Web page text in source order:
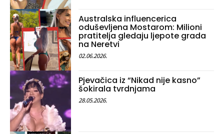
Australska influencerica
oduševljena Mostarom: Milioni
pratitelja gledaju ljepote grada
na Neretvi
02.06.2026.
Pjevačica iz “Nikad nije kasno”
šokirala tvrdnjama
28.05.2026.